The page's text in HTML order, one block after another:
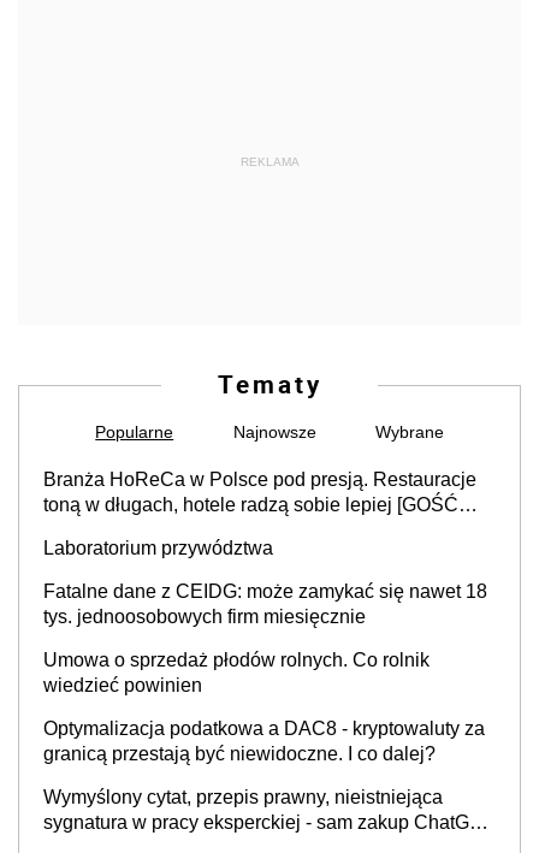
REKLAMA
Tematy
Popularne Najnowsze Wybrane
Branża HoReCa w Polsce pod presją. Restauracje
toną w długach, hotele radzą sobie lepiej [GOŚĆ
Laboratorium przywództwa
Fatalne dane z CEIDG: może zamykać się nawet 18
tys. jednoosobowych firm miesięcznie
Umowa o sprzedaż płodów rolnych. Co rolnik
wiedzieć powinien
Optymalizacja podatkowa a DAC8 - kryptowaluty za
granicą przestają być niewidoczne. I co dalej?
Wymyślony cytat, przepis prawny, nieistniejąca
sygnatura w pracy eksperckiej - sam zakup ChatGPT